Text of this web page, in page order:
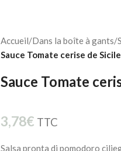
Accueil/Dans la boîte à gants/
Sauce Tomate cerise de Sicile
Sauce Tomate
3,78€ TTC
Salsa pronta di pomodoro